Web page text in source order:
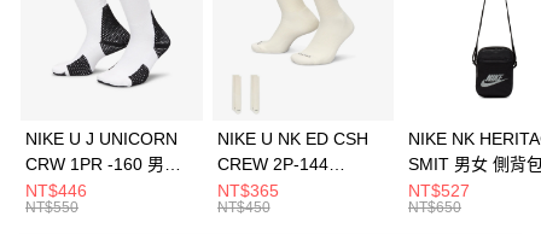
合作金庫商業銀行
第一商業銀行
華南商業銀行
彰化商業銀行
上海商業儲蓄銀行
元大商業銀行
Apple Pay
全盈+PAY
AFTEE先享後付
NIKE U J UNICORN
CRW 1PR -160 男女
中統襪 FZ3393100
NT$446
NT$550
NIKE U NK ED CSH
CREW 2P-144
EMBRDY 男女 短統襪
FZ3073133
NT$365
NT$450
NIKE NK
SMIT 男女 側背
BA5871010
NT$527
NT$650